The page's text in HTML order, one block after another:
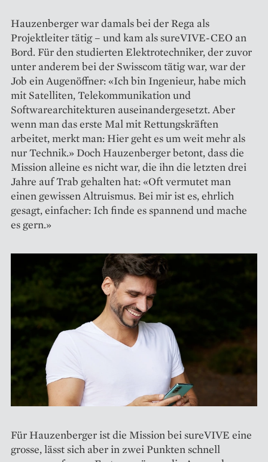
Hauzenberger war damals bei der Rega als
Projektleiter tätig – und kam als sureVIVE-CEO an
Bord. Für den studierten Elektrotechniker, der zuvor
unter anderem bei der Swisscom tätig war, war der
Job ein Augenöffner: «Ich bin Ingenieur, habe mich
mit Satelliten, Telekommunikation und
Softwarearchitekturen auseinandergesetzt. Aber
wenn man das erste Mal mit Rettungskräften
arbeitet, merkt man: Hier geht es um weit mehr als
nur Technik.» Doch Hauzenberger betont, dass die
Mission alleine es nicht war, die ihn die letzten drei
Jahre auf Trab gehalten hat: «Oft vermutet man
einen gewissen Altruismus. Bei mir ist es, ehrlich
gesagt, einfacher: Ich finde es spannend und mache
es gern.»
Für Hauzenberger ist die Mission bei sureVIVE eine
grosse, lässt sich aber in zwei Punkten schnell